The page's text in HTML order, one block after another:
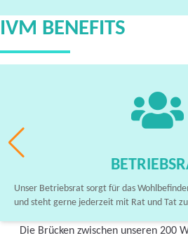
IVM BENEFITS
Unser Betriebsrat sorgt für das
und steht gerne jederzeit mit Rat und Tat
Die Brücken zwischen unseren 200